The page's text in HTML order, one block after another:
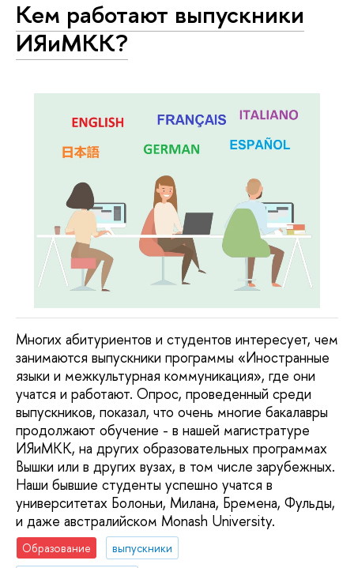
Кем работают выпускники
ИЯиМКК?
Многих абитуриентов и студентов интересует, чем
занимаются выпускники программы «Иностранные
языки и межкультурная коммуникация», где они
учатся и работают. Опрос, проведенный среди
выпускников, показал, что очень многие бакалавры
продолжают обучение - в нашей магистратуре
ИЯиМКК, на других образовательных программах
Вышки или в других вузах, в том числе зарубежных.
Наши бывшие студенты успешно учатся в
университетах Болоньи, Милана, Бремена, Фульды,
и даже австралийском Monash University.
Образование
выпускники